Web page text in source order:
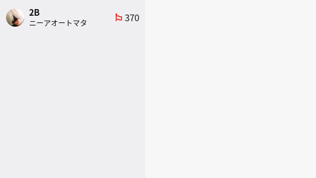
2B
ニーアオートマタ
emoji_flags 370